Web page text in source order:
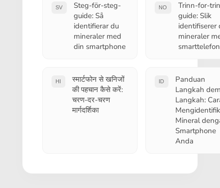
SV
Steg-för-steg-
guide: Så
identifierar du
mineraler med
din smartphone
NO
Trinn-for-
guide: Slik
identifiserer
mineraler
HI
स्मार्टफोन से खनिजों
की पहचान कैसे करें:
चरण-दर-चरण
मार्गदर्शिका
ID
Panduan
Langkah
Langkah:
Mineral
Smartphone
Anda